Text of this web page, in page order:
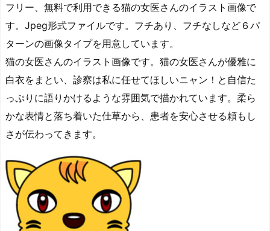
フリー、無料で利用できる猫の女医さんのイラスト画像で
す。Jpeg形式ファイルです。フチあり、フチなしなど６パ
ターンの画像タイプを用意しています。
猫の女医さんのイラスト画像です。猫の女医さんが優雅に
白衣をまとい、診察は私に任せてほしいニャン！と自信た
っぷりに語りかけるような雰囲気で描かれています。柔ら
かな表情と落ち着いた仕草から、患者を安心させる頼もし
さが伝わってきます。